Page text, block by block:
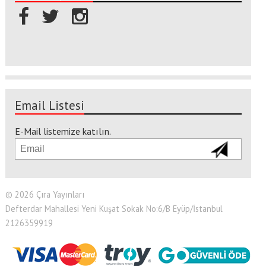
Email Listesi
E-Mail listemize katılın.
© 2026 Çıra Yayınları
Defterdar Mahallesi Yeni Kuşat Sokak No:6/B Eyüp/İstanbul
2126359919